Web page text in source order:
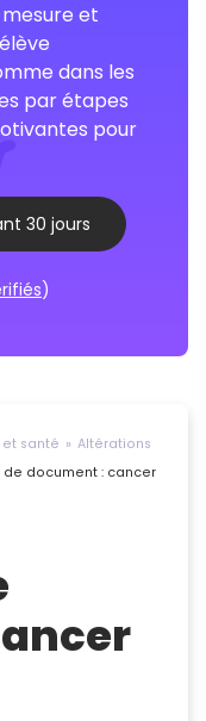
et
dans les
par étapes
pour
30 jours
)
santé
Altérations
de document : cancer